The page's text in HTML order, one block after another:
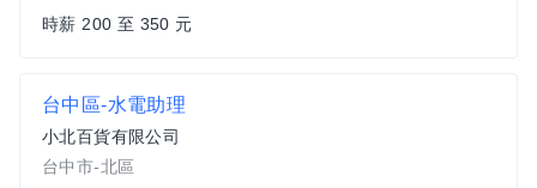
時薪 200 至 350 元
台中區-水電助理
小北百貨有限公司
台中市-北區